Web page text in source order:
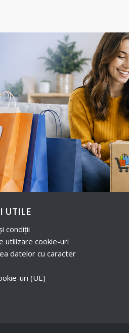
UTILE
condiții
utilizare cookie-uri
datelor cu caracter
uri (UE)